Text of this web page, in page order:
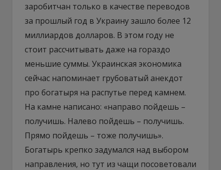
заробитчан только в качестве переводов
за прошлый год в Украину зашло более 12
миллиардов долларов. В этом году не
стоит рассчитывать даже на гораздо
меньшие суммы. Украинская экономика
сейчас напоминает грубоватый анекдот
про богатыря на распутье перед камнем.
На камне написано: «направо пойдешь –
получишь. Налево пойдешь – получишь.
Прямо пойдешь – тоже получишь».
Богатырь крепко задумался над выбором
направления, но тут из чащи посоветовали